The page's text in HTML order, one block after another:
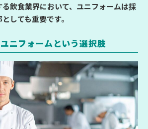
飲食業界において、ユニフォームは採
しても重要です。
ニフォームという選択肢